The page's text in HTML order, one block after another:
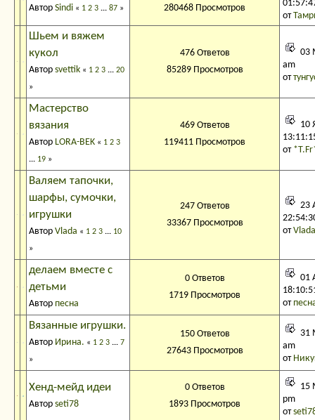
Автор Sindi « 1 2 3 ... 87 »
280468 Просмотров
от
Шьем и вяжем
кукол
Автор svettik « 1 2 3 ... 20
»
476 Ответов
85289 Просмотров
03
am
от
Мастерство
вязания
Автор LORA-BEK « 1 2 3
... 19 »
469 Ответов
119411 Просмотров
10
от
Валяем тапочки,
шарфы, сумочки,
игрушки
Автор Vlada « 1 2 3 ... 10
»
247 Ответов
33367 Просмотров
23
отVlada
делаем вместе с
детьми
Автор песна
0 Ответов
1719 Просмотров
01
от
Вязанные игрушки.
Автор Ирина. « 1 2 3 ... 7
»
150 Ответов
27643 Просмотров
31
am
от
Хенд-мейд идеи
Автор seti78
0 Ответов
1893 Просмотров
15
pm
от